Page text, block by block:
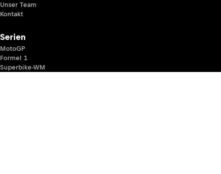
Unser Team
Kontakt
Serien
MotoGP
Formel 1
Superbike-WM